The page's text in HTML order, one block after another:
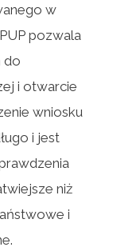
w
pozwala
do
i otwarcie
wniosku
i jest
niż
i